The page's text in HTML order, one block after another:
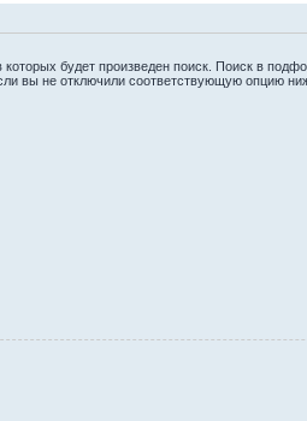
будет произведен поиск. Поиск в
вы не отключили соответствующую опцию